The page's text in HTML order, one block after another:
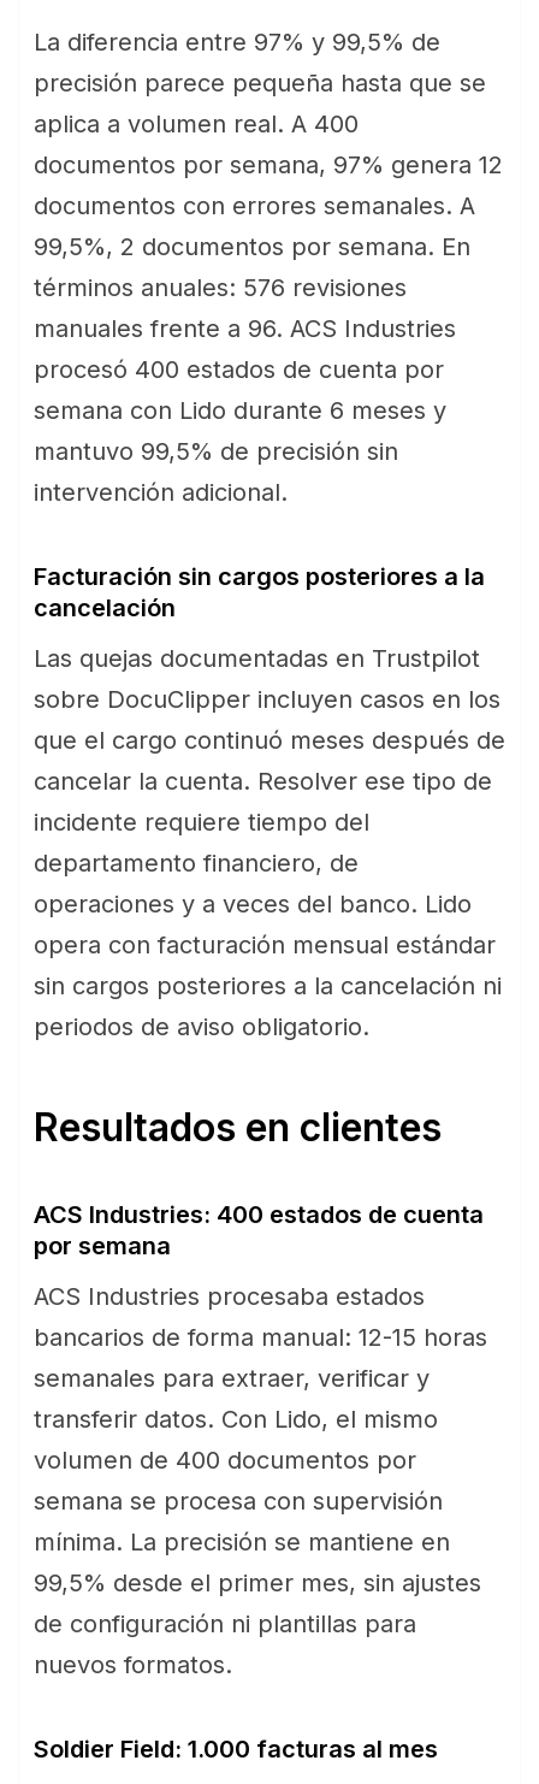
La diferencia entre 97% y 99,5% de
precisión parece pequeña hasta que se
aplica a volumen real. A 400
documentos por semana, 97% genera 12
documentos con errores semanales. A
99,5%, 2 documentos por semana. En
términos anuales: 576 revisiones
manuales frente a 96. ACS Industries
procesó 400 estados de cuenta por
semana con Lido durante 6 meses y
mantuvo 99,5% de precisión sin
intervención adicional.
Facturación sin cargos posteriores a la
cancelación
Las quejas documentadas en Trustpilot
sobre DocuClipper incluyen casos en los
que el cargo continuó meses después de
cancelar la cuenta. Resolver ese tipo de
incidente requiere tiempo del
departamento financiero, de
operaciones y a veces del banco. Lido
opera con facturación mensual estándar
sin cargos posteriores a la cancelación ni
periodos de aviso obligatorio.
Resultados en clientes
ACS Industries: 400 estados de cuenta
por semana
ACS Industries procesaba estados
bancarios de forma manual: 12-15 horas
semanales para extraer, verificar y
transferir datos. Con Lido, el mismo
volumen de 400 documentos por
semana se procesa con supervisión
mínima. La precisión se mantiene en
99,5% desde el primer mes, sin ajustes
de configuración ni plantillas para
nuevos formatos.
Soldier Field: 1.000 facturas al mes